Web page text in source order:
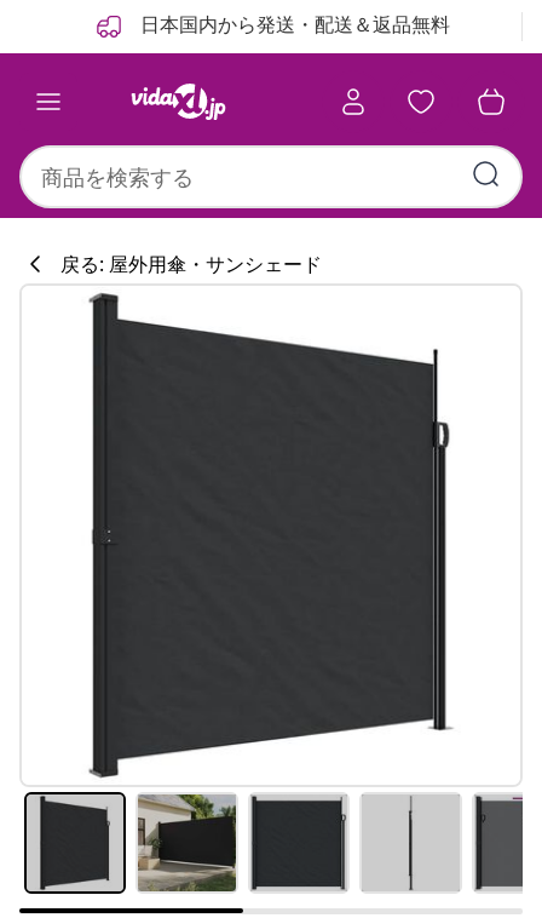
日本国内から発送・配送＆返品無料
戻る: 屋外用傘・サンシェード